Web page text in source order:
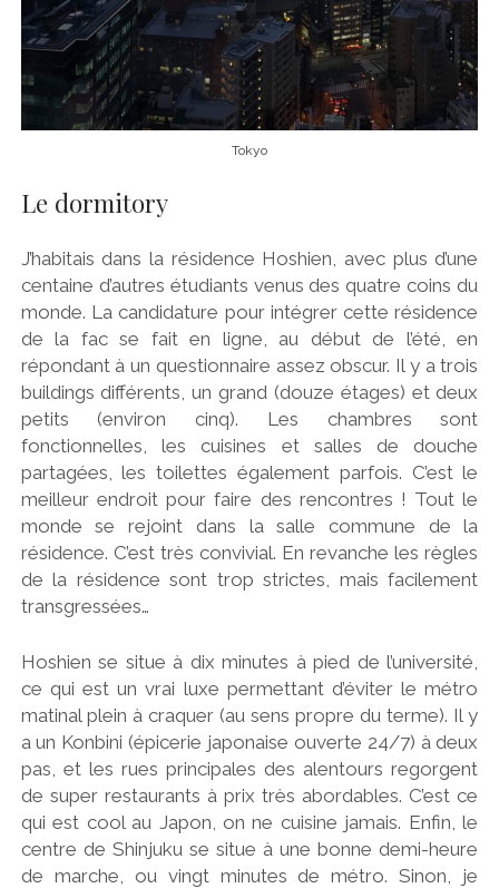
Tokyo
Le dormitory
J’habitais dans la résidence Hoshien, avec plus d’une
centaine d’autres étudiants venus des quatre coins du
monde. La candidature pour intégrer cette résidence
de la fac se fait en ligne, au début de l’été, en
répondant à un questionnaire assez obscur. Il y a trois
buildings différents, un grand (douze étages) et deux
petits (environ cinq). Les chambres sont
fonctionnelles, les cuisines et salles de douche
partagées, les toilettes également parfois. C’est le
meilleur endroit pour faire des rencontres ! Tout le
monde se rejoint dans la salle commune de la
résidence. C’est très convivial. En revanche les règles
de la résidence sont trop strictes, mais facilement
transgressées…
Hoshien se situe à dix minutes à pied de l’université,
ce qui est un vrai luxe permettant d’éviter le métro
matinal plein à craquer (au sens propre du terme). Il y
a un Konbini (épicerie japonaise ouverte 24/7) à deux
pas, et les rues principales des alentours regorgent
de super restaurants à prix très abordables. C’est ce
qui est cool au Japon, on ne cuisine jamais. Enfin, le
centre de Shinjuku se situe à une bonne demi-heure
de marche, ou vingt minutes de métro. Sinon, je